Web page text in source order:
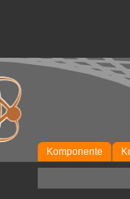
Komponente